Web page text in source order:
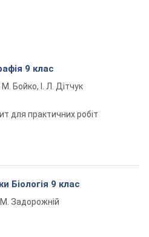
9 клас
М. Бойко, І. Л. Дітчук
для практичних робіт
Біологія 9 клас
Задорожній